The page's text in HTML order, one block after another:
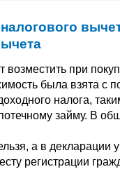
возместить при
была взята с
налога,
займу. В
а в декларации
регистрации